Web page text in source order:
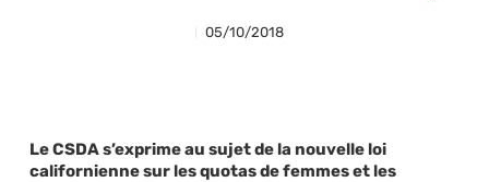
05/10/2018
Le CSDA s’exprime au sujet de la nouvelle loi
californienne sur les quotas de femmes et les